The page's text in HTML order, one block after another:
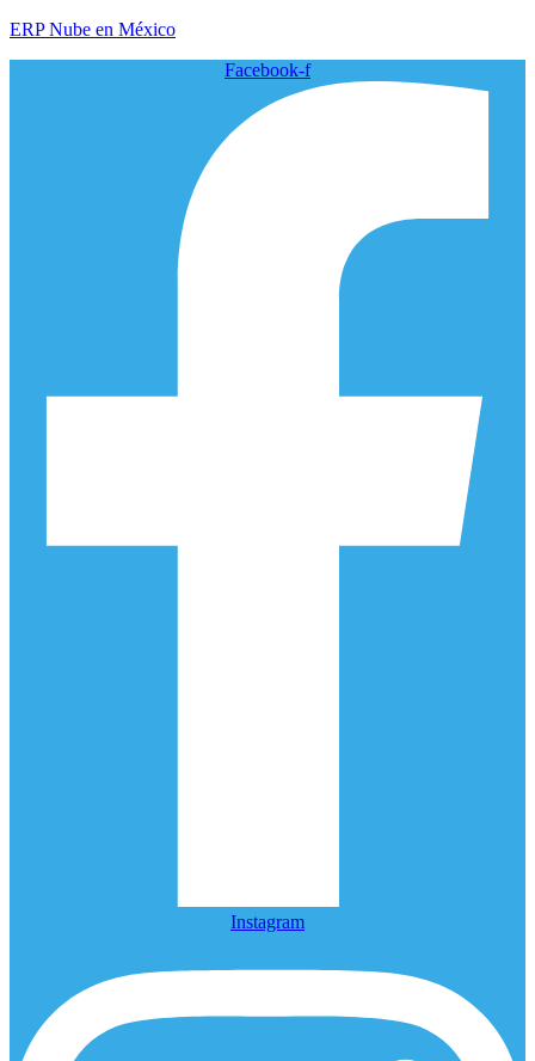
ERP Nube en México
Facebook-f
Instagram